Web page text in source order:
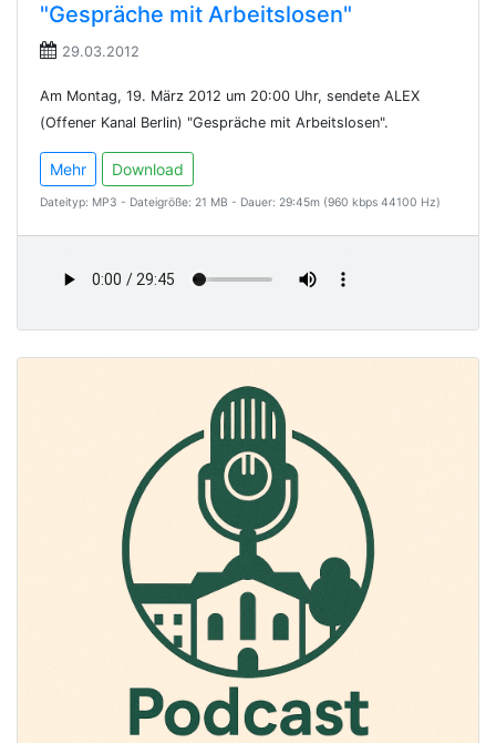
"Gespräche mit Arbeitslosen"
29.03.2012
Am Montag, 19. März 2012 um 20:00 Uhr, sendete ALEX
(Offener Kanal Berlin) "Gespräche mit Arbeitslosen".
Mehr Download
Dateityp: MP3 - Dateigröße: 21 MB - Dauer: 29:45m (960 kbps 44100 Hz)